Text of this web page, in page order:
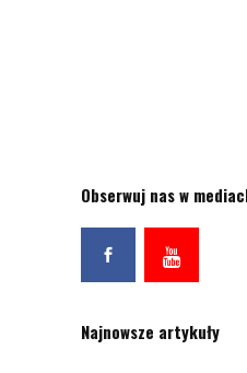
Obserwuj nas w
Najnowsze artykuły